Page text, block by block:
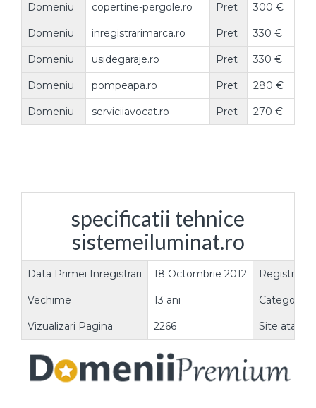
Domeniu copertine-pergole.ro Pret 300 €
Domeniu inregistrarimarca.ro Pret 330 €
Domeniu usidegaraje.ro Pret 330 €
Domeniu pompeapa.ro Pret 280 €
Domeniu serviciiavocat.ro Pret 270 €
specificatii tehnice
sistemeiluminat.ro
Data Primei Inregistrari 18 Octombrie 2012 Registrar
Vechime 13 ani Categorie
Vizualizari Pagina 2266 Site atasat